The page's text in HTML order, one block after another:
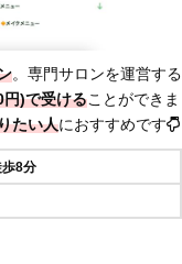
。専門サロンを運営する
)で受けることができま
たい人におすすめです
8分